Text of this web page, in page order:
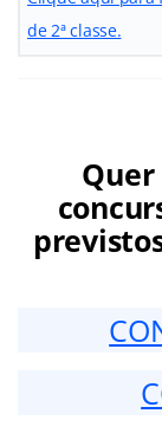
de 2ª classe.